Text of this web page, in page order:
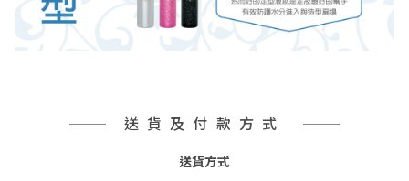
送貨及付款方式
送貨方式